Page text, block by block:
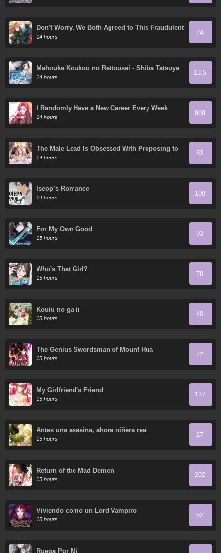
Don't Worry, We Both Agreed to This Fraudulent
Marriage
14 hours
74
Mahouka Koukou no Rettousei - Shiba Tatsuya
Ansatsu Keikaku
14 hours
13.5
I Randomly Have a New Career Every Week
14 hours
909
The Male Lead Is Obsessed With Proposing to
Me
14 hours
53
Iseop’s Romance
14 hours
109
For My Own Good
15 hours
93
Who's That Girl?
15 hours
70
Kouiu no ga ii
15 hours
48
The Genius Swordsman of Mount Hua
15 hours
72
My Girlfriend's Friend
15 hours
127
Antes una asesina, ahora niñera real
15 hours
27
Return of the Mad Demon
15 hours
202
Viviendo como un Lord Vampiro
15 hours
52
Ruega Por Mí